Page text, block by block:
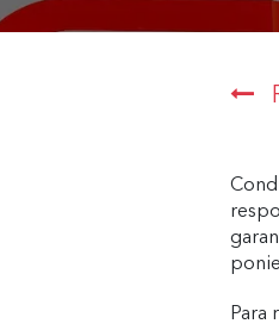
Para